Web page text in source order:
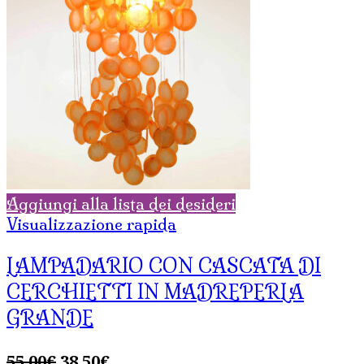
Aggiungi alla lista dei desideri
Visualizzazione rapida
LAMPADARIO CON CASCATA DI
CERCHIETTI IN MADREPERLA
GRANDE
Il
Il